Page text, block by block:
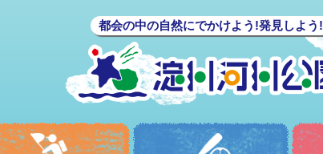
都会の中の自然にでかけよう!発見しよう!